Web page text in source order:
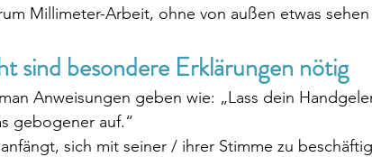
Millimeter-Arbeit, ohne von außen etwas
sind besondere Erklärungen nötig
Anweisungen geben wie: „Lass dein
gebogener auf.“
sich mit seiner / ihrer Stimme zu